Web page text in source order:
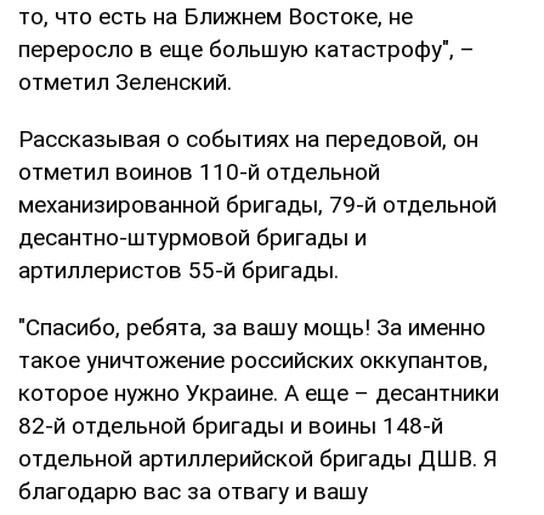
то, что есть на Ближнем Востоке, не
переросло в еще большую катастрофу", –
отметил Зеленский.
Рассказывая о событиях на передовой, он
отметил воинов 110-й отдельной
механизированной бригады, 79-й отдельной
десантно-штурмовой бригады и
артиллеристов 55-й бригады.
"Спасибо, ребята, за вашу мощь! За именно
такое уничтожение российских оккупантов,
которое нужно Украине. А еще – десантники
82-й отдельной бригады и воины 148-й
отдельной артиллерийской бригады ДШВ. Я
благодарю вас за отвагу и вашу